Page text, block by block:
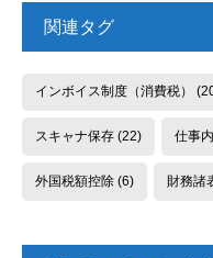
関連タグ
インボイス制度（消費税）
スキャナ保存(22) 仕事
外国税額控除(6) 財務諸